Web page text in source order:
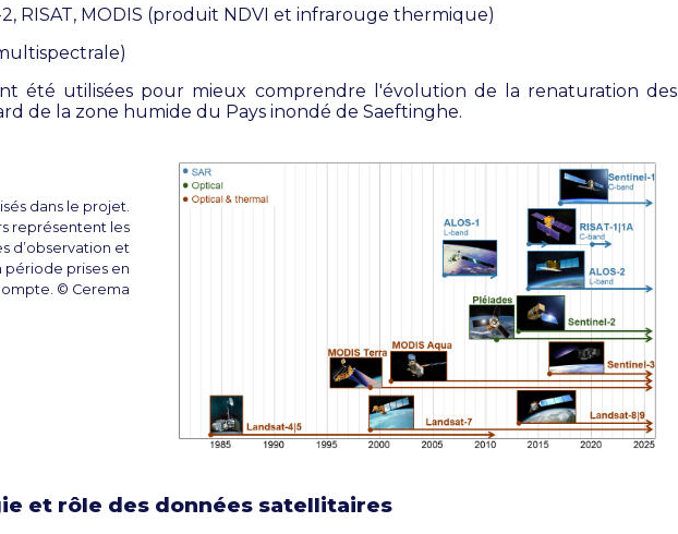
-2, RISAT, MODIS (produit NDVI et infrarouge thermique)
été utilisées pour mieux comprendre l'évolution de la renaturation des
de la zone humide du Pays inondé de Saeftinghe.
dans le projet.
représentent les
d’observation et
période prises en
© Cerema
et rôle des données satellitaires